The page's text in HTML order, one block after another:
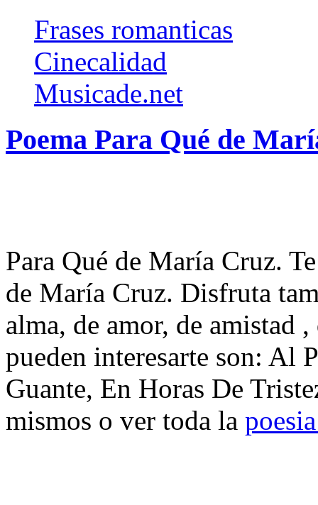
Frases romanticas
Cinecalidad
Musicade.net
Poema Para Qué de
Para Qué de María Cruz.
de María Cruz. Disfruta
alma, de amor, de amistad
pueden interesarte son:
Guante, En Horas De
mismos o ver toda la